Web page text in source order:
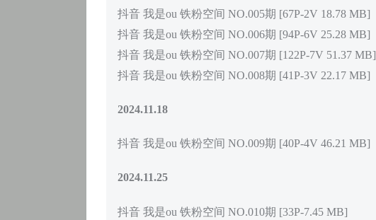
抖音 我是ou 铁粉空间 NO.005期 [67P-2V 18.78 MB]
抖音 我是ou 铁粉空间 NO.006期 [94P-6V 25.28 MB]
抖音 我是ou 铁粉空间 NO.007期 [122P-7V 51.37 MB]
抖音 我是ou 铁粉空间 NO.008期 [41P-3V 22.17 MB]
2024.11.18
抖音 我是ou 铁粉空间 NO.009期 [40P-4V 46.21 MB]
2024.11.25
抖音 我是ou 铁粉空间 NO.010期 [33P-7.45 MB]